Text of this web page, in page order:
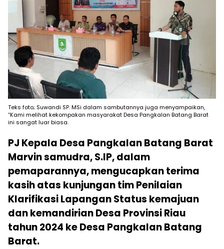
Teks foto; Suwandi SP. MSi dalam sambutannya juga menyampaikan,
“Kami melihat kekompakan masyarakat Desa Pangkalan Batang Barat
ini sangat luar biasa.
PJ Kepala Desa Pangkalan Batang Barat
Marvin samudra, S.IP, dalam
pemaparannya, mengucapkan terima
kasih atas kunjungan tim Penilaian
Klarifikasi Lapangan Status kemajuan
dan kemandirian Desa Provinsi Riau
tahun 2024 ke Desa Pangkalan Batang
Barat.